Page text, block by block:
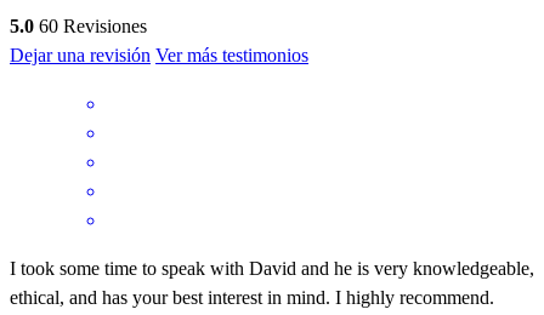
5.0 60 Revisiones
Dejar una revisión Ver más testimonios
I took some time to speak with David and he is very knowledgeable,
ethical, and has your best interest in mind. I highly recommend.